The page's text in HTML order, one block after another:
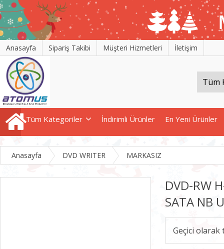
Anasayfa Sipariş Takibi Müşteri Hizmetleri İletişim
Tüm Kategoriler İndirimli Ürünler En Yeni Ürünler
Anasayfa DVD WRITER MARKASIZ
DVD-RW
SATA NB
Geçici